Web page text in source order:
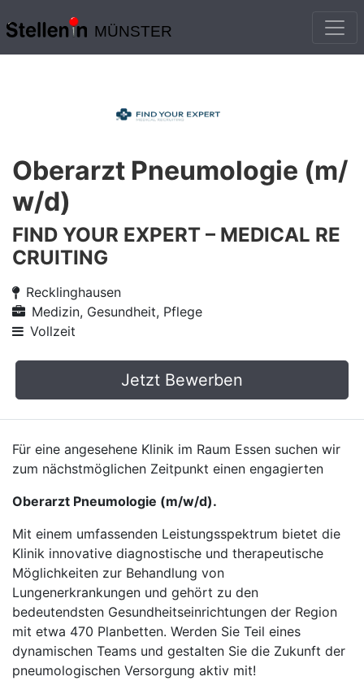
MÜNSTER
Oberarzt Pneumologie (m/
w/d)
FIND YOUR EXPERT – MEDICAL RE
CRUITING
Recklinghausen
Medizin, Gesundheit, Pflege
Vollzeit
Jetzt Bewerben
Für eine angesehene Klinik im Raum Essen suchen wir
zum nächstmöglichen Zeitpunkt einen engagierten
Oberarzt Pneumologie (m/w/d).
Mit einem umfassenden Leistungsspektrum bietet die
Klinik innovative diagnostische und therapeutische
Möglichkeiten zur Behandlung von
Lungenerkrankungen und gehört zu den
bedeutendsten Gesundheitseinrichtungen der Region
mit etwa 470 Planbetten. Werden Sie Teil eines
dynamischen Teams und gestalten Sie die Zukunft der
pneumologischen Versorgung aktiv mit!